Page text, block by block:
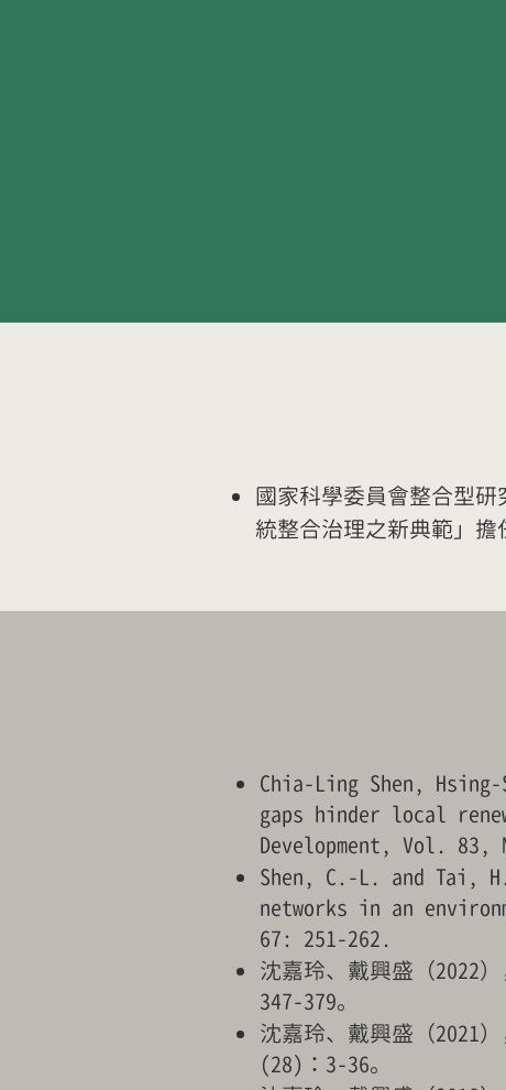
國家科學委員會整合型
統整合治理之新典範」擔
Chia-Ling Shen,
gaps hinder local
Development, Vol. 83,
Shen, C.-L. and Tai,
networks in an
67: 251-262.
沈嘉玲、戴興盛（2022
347-379。
沈嘉玲、戴興盛（2021
(28)：3-36。